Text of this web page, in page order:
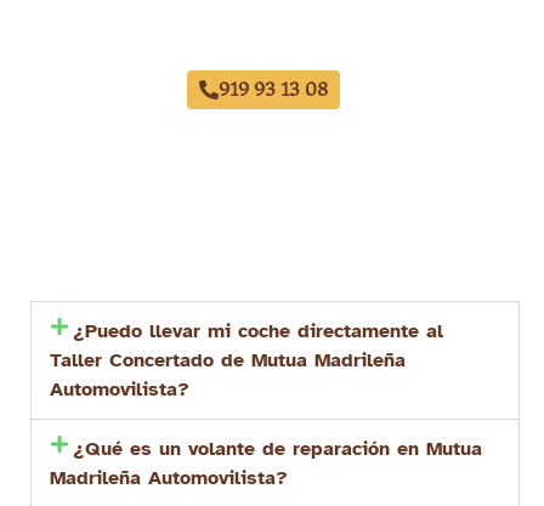
919 93 13 08
¿Puedo llevar mi coche directamente al
Taller Concertado de Mutua Madrileña
Automovilista?
¿Qué es un volante de reparación en Mutua
Madrileña Automovilista?